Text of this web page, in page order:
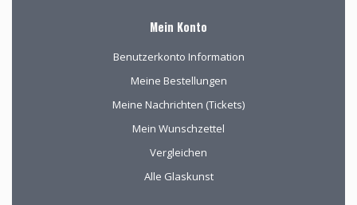
Mein Konto
Benutzerkonto Information
Meine Bestellungen
Meine Nachrichten (Tickets)
Mein Wunschzettel
Vergleichen
Alle Glaskunst